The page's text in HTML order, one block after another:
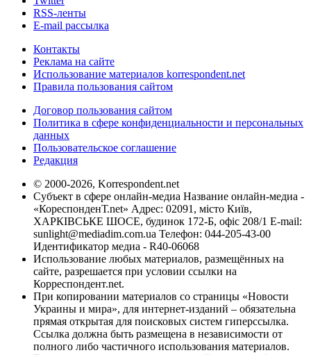
RSS-ленты
E-mail рассылка
Контакты
Реклама на сайте
Использование материалов korrespondent.net
Правила пользования сайтом
Договор пользования сайтом
Политика в сфере конфиденциальности и персональных
данных
Пользовательское соглашение
Редакция
© 2000-2026, Korrespondent.net
Субъект в сфере онлайн-медиа Название онлайн-медиа -
«КореспонденТ.net» Адрес: 02091, місто Київ,
ХАРКІВСЬКЕ ШОСЕ, будинок 172-Б, офіс 208/1 E-mail:
sunlight@mediadim.com.ua Телефон: 044-205-43-00
Идентификатор медиа - R40-06068
Использование любых материалов, размещённых на
сайте, разрешается при условии ссылки на
Корреспондент.net.
При копировании материалов со страницы «Новости
Украины и мира», для интернет-изданий – обязательна
прямая открытая для поисковых систем гиперссылка.
Ссылка должна быть размещена в независимости от
полного либо частичного использования материалов.